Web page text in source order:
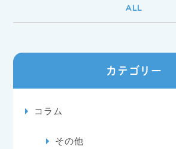
カテゴリー
コラム
その他
ALL